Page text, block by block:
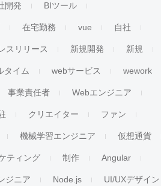
開発 BIツール
在宅勤務 vue 自社
スリリース 新規開発 新規
タイム webサービス wework
事業責任者 Webエンジニア
クリエイター ファン
機械学習エンジニア 仮想通貨
ティング 制作 Angular
ジニア Node.js UI/UXデザイン